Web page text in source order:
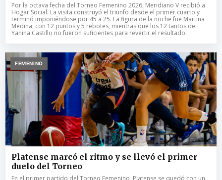
Por la octava fecha del Torneo Femenino 2026, Meridiano V recibió a
Hogar Social. La visita construyó el triunfo desde el primer cuarto y
terminó imponiéndose por 45 a 25. La figura de la noche fue Martina
Medina, con 12 puntos y 5 rebotes, mientras que los 12 tantos de
Yanina Castillo no fueron suficientes para revertir el resultado.
FEMENINO
Platense marcó el ritmo y se llevó el primer
duelo del Torneo
En el primer partido del Torneo Femenino, Platense se quedó con un